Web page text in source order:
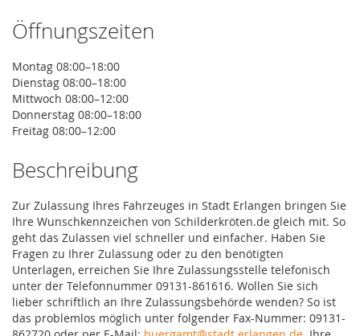
Öffnungszeiten
Montag 08:00–18:00
Dienstag 08:00–18:00
Mittwoch 08:00–12:00
Donnerstag 08:00–18:00
Freitag 08:00–12:00
Beschreibung
Zur Zulassung Ihres Fahrzeuges in Stadt Erlangen bringen Sie
Ihre Wunschkennzeichen von Schilderkröten.de gleich mit. So
geht das Zulassen viel schneller und einfacher. Haben Sie
Fragen zu Ihrer Zulassung oder zu den benötigten
Unterlagen, erreichen Sie Ihre Zulassungsstelle telefonisch
unter der Telefonnummer 09131-861616. Wollen Sie sich
lieber schriftlich an Ihre Zulassungsbehörde wenden? So ist
das problemlos möglich unter folgender Fax-Nummer: 09131-